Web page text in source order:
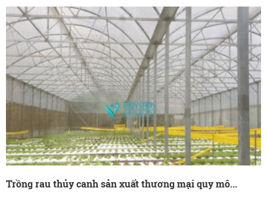
Trồng rau thủy canh sản xuất thương mại quy mô...